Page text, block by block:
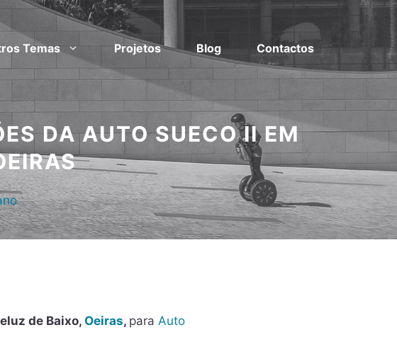
Temas Projetos Blog Contactos
DA AUTO SUECO II EM
de Baixo, Oeiras, para Auto